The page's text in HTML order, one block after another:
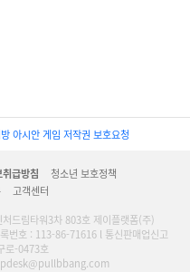
아시안 게임 저작권 보호요청
급방침
청소년 보호정책
고객센터
드림타워3차 803호 제이플랫폼(주)
번호 : 113-86-71616 l 통신판매업신고
로-0473호